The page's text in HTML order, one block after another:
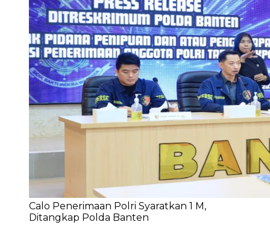
Calo Penerimaan Polri Syaratkan 1 M,
Ditangkap Polda Banten